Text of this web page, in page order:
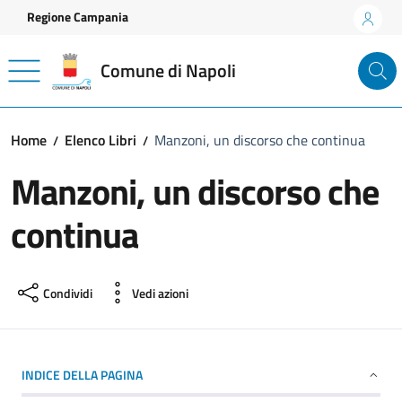
Vai ai contenuti
Vai al footer
Regione Campania
Comune di Napoli
Home Elenco Libri Manzoni, un discorso che continua
Manzoni, un discorso che
continua
Condividi Vedi azioni
INDICE DELLA PAGINA